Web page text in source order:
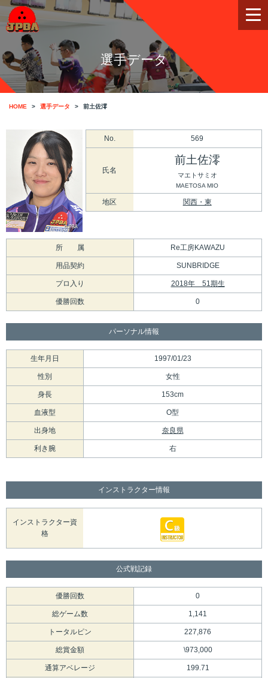
選手データ
HOME 選手データ 前土佐澪
No. 569
氏名
前土佐澪
マエトサミオ
MAETOSA MIO
地区 関西・東
所 属 Re工房KAWAZU
用品契約 SUNBRIDGE
プロ入り 2018年 51期生
優勝回数 0
パーソナル情報
生年月日 1997/01/23
性別 女性
身長 153cm
血液型 O型
出身地 奈良県
利き腕 右
インストラクター情報
インストラクター資
格
公式戦記録
優勝回数 0
総ゲーム数 1,141
トータルピン 227,876
総賞金額 \973,000
通算アベレージ 199.71